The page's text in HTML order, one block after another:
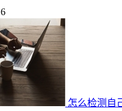
怎么检测自